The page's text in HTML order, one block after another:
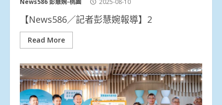
【News586／記者彭慧婉報導】2
Read More